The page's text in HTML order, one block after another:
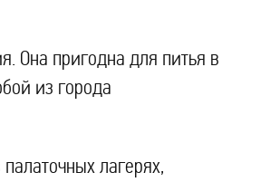
Она пригодна для питья в
из города
лагерях,